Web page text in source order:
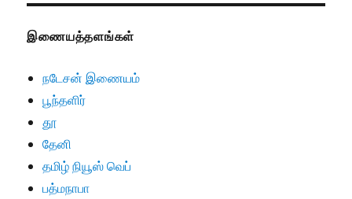
இணையத்தளங்கள்
நடேசன் இணையம்
பூந்தளிர்
தூ
தேனி
தமிழ் நியூஸ் வெப்
பத்மநாபா